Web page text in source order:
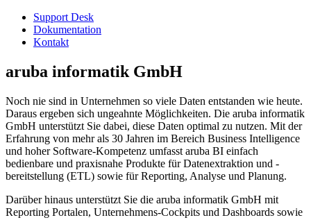
Support Desk
Dokumentation
Kontakt
aruba informatik GmbH
Noch nie sind in Unternehmen so viele Daten entstanden wie heute.
Daraus ergeben sich ungeahnte Möglichkeiten. Die aruba informatik
GmbH unterstützt Sie dabei, diese Daten optimal zu nutzen. Mit der
Erfahrung von mehr als 30 Jahren im Bereich Business Intelligence
und hoher Software-Kompetenz umfasst aruba BI einfach
bedienbare und praxisnahe Produkte für Datenextraktion und -
bereitstellung (ETL) sowie für Reporting, Analyse und Planung.
Darüber hinaus unterstützt Sie die aruba informatik GmbH mit
Reporting Portalen, Unternehmens-Cockpits und Dashboards sowie